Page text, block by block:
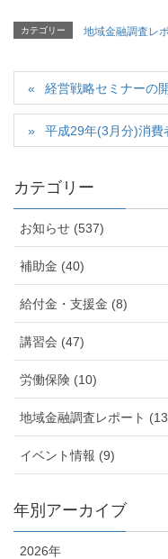
カテゴリー 地域金融調査レ
経営戦略セミナーの
平成29年(3月分)消費
カテゴリー
お知らせ (537)
補助金 (40)
給付金・支援金 (8)
講習会 (47)
労働保険 (10)
地域金融調査レポート
イベント情報 (9)
年別アーカイブ
2026年